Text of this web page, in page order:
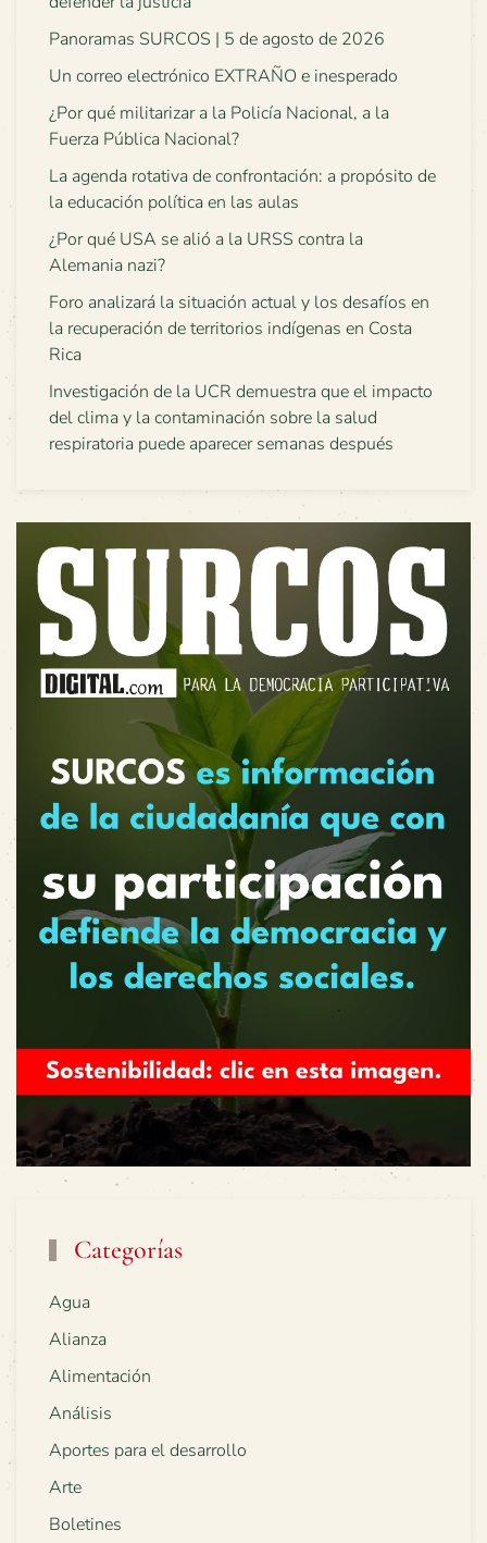
Panoramas SURCOS | 5 de agosto de 2026
Un correo electrónico EXTRAÑO e inesperado
¿Por qué militarizar a la Policía Nacional, a la
Fuerza Pública Nacional?
La agenda rotativa de confrontación: a propósito de
la educación política en las aulas
¿Por qué USA se alió a la URSS contra la
Alemania nazi?
Foro analizará la situación actual y los desafíos en
la recuperación de territorios indígenas en Costa
Rica
Investigación de la UCR demuestra que el impacto
del clima y la contaminación sobre la salud
respiratoria puede aparecer semanas después
Categorías
Agua
Alianza
Alimentación
Análisis
Aportes para el desarrollo
Arte
Boletines